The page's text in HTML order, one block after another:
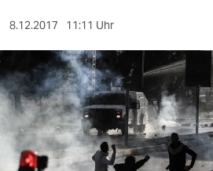
sport
berlin
nord
8.12.2017 11:11 Uhr